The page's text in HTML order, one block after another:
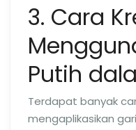
3. Cara
Putih
Terdapat banyak
mengaplikasikan